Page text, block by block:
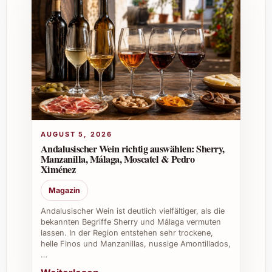
Spezialität Crottin de Chavignol
Sommerlichen Apéro-Runden
Festliche Anlässe und elegante Dinner
Passende Anlässe für das Verschenken
Der Domaine Vacheron Sancerre Blanc Le
Paradis 2023 eignet sich hervorragend als
Geburtstagen und Jubiläen
Weihnachten und Silvester
Einladungen zu Dinnerpartys
Hochzeiten und Taufen
Firmenfeiern und Geschäftsanlässe
Warum Domaine Vacheron Sancerre
Blanc Le Paradis 2023 geniessen?
AUGUST 5, 2026
Andalusischer Wein richtig auswählen: Sherry,
Manzanilla, Málaga, Moscatel & Pedro
Ximénez
Magazin
Andalusischer Wein ist deutlich vielfältiger, als die
bekannten Begriffe Sherry und Málaga vermuten
lassen. In der Region entstehen sehr trockene,
helle Finos und Manzanillas, nussige Amontillados,
…